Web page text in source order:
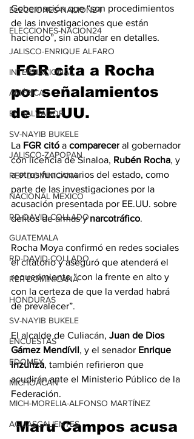
ELECCIONES-NACION24
ELECCIONES-NACION24
JALISCO-ENRIQUE ALFARO
INTERNACIONAL
AMÉRICA
EL SALVADOR
SV-NAYIB BUKELE
JALISCO-ZAPOPAN
REP DOMINICANA
NACIONAL MÉXICO
RD-DAVID COLLADO
GUATEMALA
RD-DAVID COLLADO
REP DOMINICANA
HONDURAS
SV-NAYIB BUKELE
ENCUESTAS
EDOMEX
MICHOACÁN
MICH-MORELIA-ALFONSO MARTÍNEZ
AGUASCALIENTES
Gobernación que “son procedimientos
de las investigaciones que están
haciendo”, sin abundar en detalles.
FGR cita a Rocha
por señalamientos
de EE.UU.
La FGR citó a comparecer al gobernador
con licencia de Sinaloa, Rubén Rocha, y
a otros funcionarios del estado, como
parte de las investigaciones por la
acusación presentada por EE.UU. sobre
delitos de armas y narcotráfico.
Rocha Moya confirmó en redes sociales
el citatorio y aseguró que atenderá el
requerimiento “con la frente en alto y
con la certeza de que la verdad habrá
de prevalecer”.
El alcalde de Culiacán, Juan de Dios
Gámez Mendívil, y el senador Enrique
Inzunza, también refirieron que
acudirán ante el Ministerio Público de la
Federación.
Maru Campos acusa